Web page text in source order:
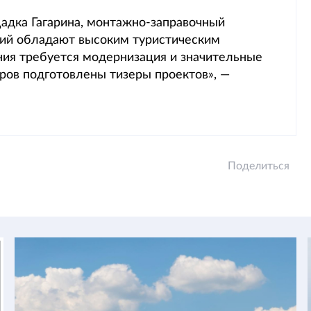
Гагарина, монтажно-заправочный
обладают высоким туристическим
требуется модернизация и значительные
подготовлены тизеры проектов», —
Поделиться